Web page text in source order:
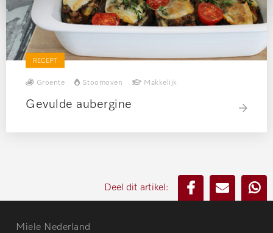
RECEPT
Groente Stoomoven Makkelijk
Gevulde aubergine
Deel dit artikel:
Miele Nederland